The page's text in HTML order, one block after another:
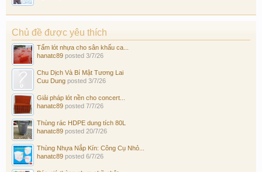
Chủ đề được yêu thích
Tấm lót nhựa cho sân khấu ca...
hanatc89 posted 3/7/26
Chu Dịch Và Bí Mật Tương Lai
Cuu Dung posted 3/7/26
Giải pháp lót nền cho concert...
hanatc89 posted 7/7/26
Thùng rác HDPE dung tích 80L
hanatc89 posted 20/7/26
Thùng Nhựa Nắp Kín: Công Cụ Nhỏ...
hanatc89 posted 6/7/26